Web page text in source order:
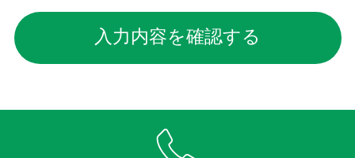
入力内容を確認する